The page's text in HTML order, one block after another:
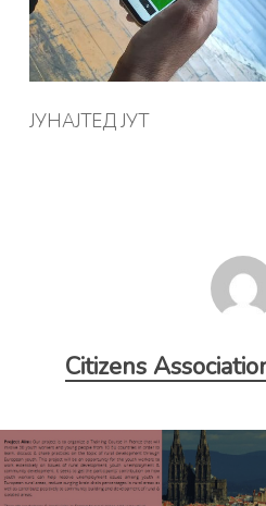
ЈУНАЈТЕД ЈУТ
Citizens